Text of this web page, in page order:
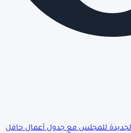
للمجلس مع جدول أعمال حافل